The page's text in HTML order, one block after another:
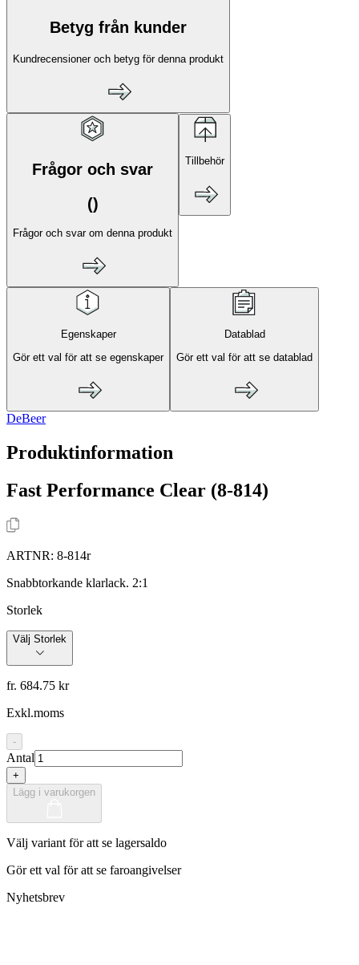
Betyg från kunder
Kundrecensioner och betyg för denna produkt
Frågor och svar
()
Frågor och svar om denna produkt
Tillbehör
Egenskaper
Gör ett val för att se egenskaper
Datablad
Gör ett val för att se datablad
DeBeer
Produktinformation
Fast Performance Clear (8-814)
ARTNR: 8-814r
Snabbtorkande klarlack. 2:1
Storlek
Välj Storlek
fr. 684.75 kr
Exkl.moms
-
Antal
+
Lägg i varukorgen
Välj variant för att se lagersaldo
Gör ett val för att se faroangivelser
Nyhetsbrev